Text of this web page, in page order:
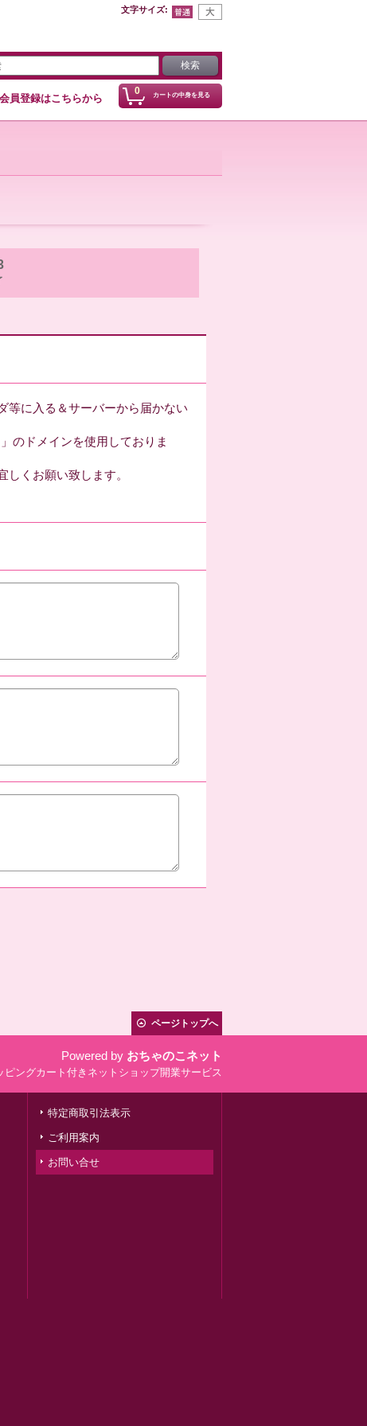
文字サイズ:
0 カートの中身を見る
員登録はこちらから
等に入る＆サーバーから届かない
のドメインを使用しておりま
しくお願い致します。
ページトップへ
Powered by おちゃのこネット
ングカート付きネットショップ開業サービス
特定商取引法表示
ご利用案内
お問い合せ